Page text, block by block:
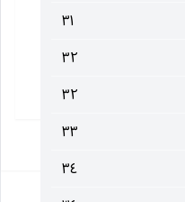
٣١
٣٢
٣٢
٣٣
٣٤